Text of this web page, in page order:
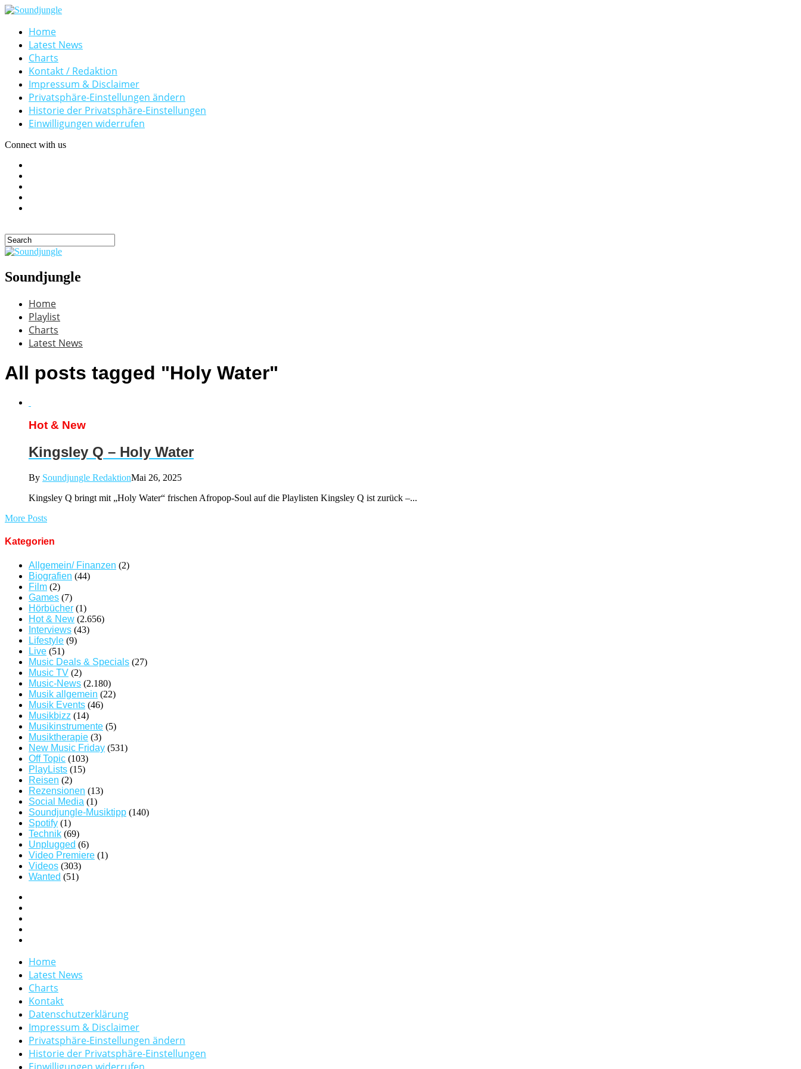
Home
Latest News
Charts
Kontakt / Redaktion
Impressum & Disclaimer
Privatsphäre-Einstellungen ändern
Historie der Privatsphäre-Einstellungen
Einwilligungen widerrufen
Connect with us
Soundjungle
Home
Playlist
Charts
Latest News
All posts tagged "Holy Water"
Hot & New
Kingsley Q – Holy Water
By Soundjungle RedaktionMai 26, 2025
Kingsley Q bringt mit „Holy Water“ frischen Afropop-Soul auf die Playlisten Kingsley Q ist zurück –...
More Posts
Kategorien
Allgemein/ Finanzen (2)
Biografien (44)
Film (2)
Games (7)
Hörbücher (1)
Hot & New (2.656)
Interviews (43)
Lifestyle (9)
Live (51)
Music Deals & Specials (27)
Music TV (2)
Music-News (2.180)
Musik allgemein (22)
Musik Events (46)
Musikbizz (14)
Musikinstrumente (5)
Musiktherapie (3)
New Music Friday (531)
Off Topic (103)
PlayLists (15)
Reisen (2)
Rezensionen (13)
Social Media (1)
Soundjungle-Musiktipp (140)
Spotify (1)
Technik (69)
Unplugged (6)
Video Premiere (1)
Videos (303)
Wanted (51)
Home
Latest News
Charts
Kontakt
Datenschutzerklärung
Impressum & Disclaimer
Privatsphäre-Einstellungen ändern
Historie der Privatsphäre-Einstellungen